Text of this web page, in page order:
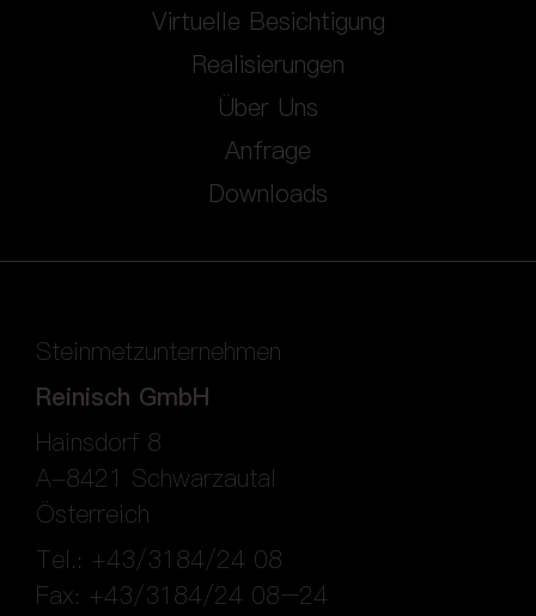
Virtuelle Besichtigung
Realisierungen
Über Uns
Anfrage
Downloads
Steinmetzunternehmen
Reinisch GmbH
Hainsdorf 8
A-8421 Schwarzautal
Österreich
Tel.: +43/3184/24 08
Fax: +43/3184/24 08–24